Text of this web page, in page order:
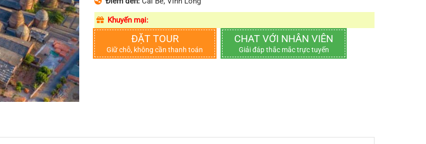
Khuyến mại:
ĐẶT TOUR
Giữ chỗ, không cần thanh toán
CHAT VỚI NHÂN VIÊN
Giải đáp thắc mắc trực tuyến